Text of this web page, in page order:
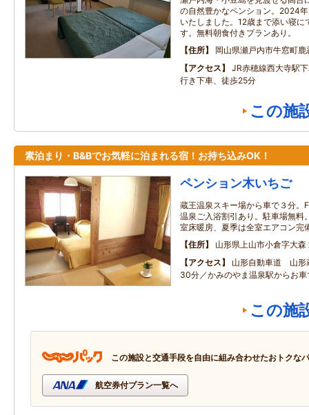
の自然豊かなペンション。2024
いたしました。12歳まで添い寝
す。無料朝食付きプランあり。
住所
岡山県瀬戸内市牛窓町
アクセス
JR赤穂線西大寺駅
行き下車、徒歩25分
この施
素泊まり・B&Bでお気軽に泊まれる宿！お持ち込みOK！
ペンション木いちご
蔵王温泉スキー場から車で３分。
温泉ご入浴割引あり。駐車場無料
室床暖房、夏季は全室エアコン完
住所
山形県上山市小倉字大
アクセス
山形自動車道 山形
30分／かみのやま温泉駅からお
この施
この施設と交通手段を自由に組み合わせたおトクな
航空券付プラン一覧へ